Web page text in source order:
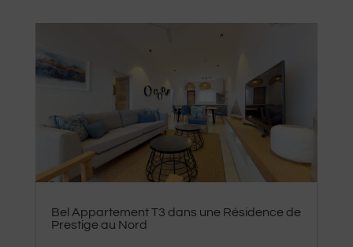
Bel Appartement T3 dans une Résidence de
Prestige au Nord